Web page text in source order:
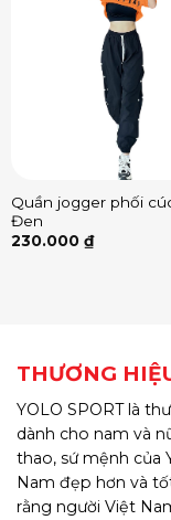
Quần jogger phối
Đen
230.000 ₫
THƯƠNG
YOLO SPORT là
dành cho nam và
thao, sứ mệnh của
Nam đẹp hơn và
rằng người Việt